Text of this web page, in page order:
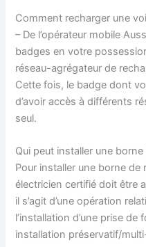
Comment recharger une
– De l’opérateur mobile
badges en votre
réseau-agrégateur de
Cette fois, le badge dont
d’avoir accès à différents
seul.
Qui peut installer une borne
Pour installer une borne de
électricien certifié doit être
il s’agit d’une opération
l’installation d’une prise de
installation préservatif/